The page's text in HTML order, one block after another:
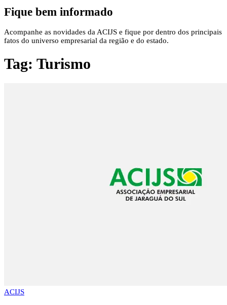
Fique bem informado
Acompanhe as novidades da ACIJS e fique por dentro dos principais
fatos do universo empresarial da região e do estado.
Tag: Turismo
ACIJS